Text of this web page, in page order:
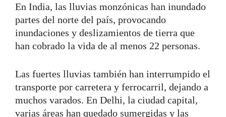
En India, las lluvias monzónicas han inundado
partes del norte del país, provocando
inundaciones y deslizamientos de tierra que
han cobrado la vida de al menos 22 personas.
Las fuertes lluvias también han interrumpido el
transporte por carretera y ferrocarril, dejando a
muchos varados. En Delhi, la ciudad capital,
varias áreas han quedado sumergidas y las